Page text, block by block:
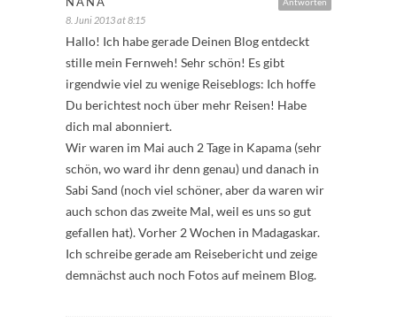
8. Juni 2013 at 8:15
Hallo! Ich habe gerade Deinen Blog entdeckt
stille mein Fernweh! Sehr schön! Es gibt
irgendwie viel zu wenige Reiseblogs: Ich hoffe
Du berichtest noch über mehr Reisen! Habe
dich mal abonniert.
Wir waren im Mai auch 2 Tage in Kapama (sehr
schön, wo ward ihr denn genau) und danach in
Sabi Sand (noch viel schöner, aber da waren wir
auch schon das zweite Mal, weil es uns so gut
gefallen hat). Vorher 2 Wochen in Madagaskar.
Ich schreibe gerade am Reisebericht und zeige
demnächst auch noch Fotos auf meinem Blog.